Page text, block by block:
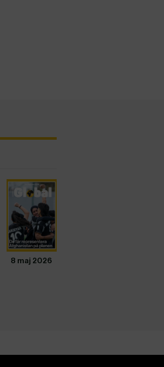
8 maj 2026